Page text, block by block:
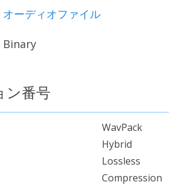
オーディオファイル
Binary
ン番号
WavPack
Hybrid
Lossless
Compression